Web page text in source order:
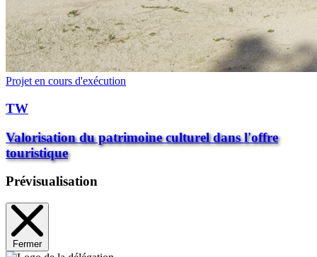
Projet en cours d'exécution
TW
Valorisation du patrimoine culturel dans l'offre
touristique
Prévisualisation
Fermer